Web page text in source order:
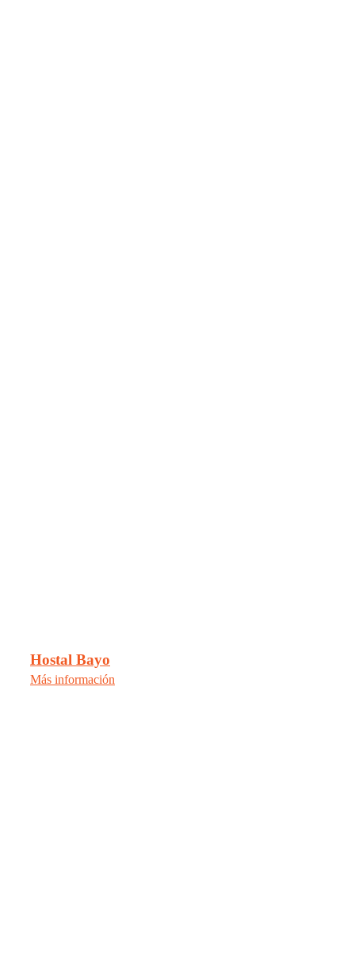
Hostal Bayo
Más información